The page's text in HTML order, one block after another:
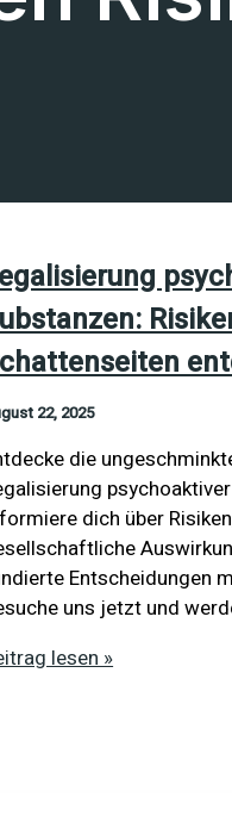
22, 2025
die
dich über
Entscheidungen
uns jetzt und
lesen »